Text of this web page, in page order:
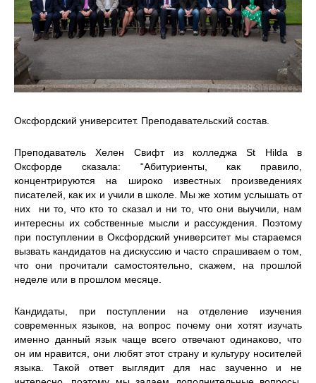
Оксфордский университет. Преподавательский состав.
Преподаватель Хелен Свифт из колледжа St Hilda в
Оксфорде сказала: “Абитуриенты, как правило,
концентрируются на широко известных произведениях
писателей, как их и учили в школе. Мы же хотим услышать от
них ни то, что кто то сказал и ни то, что они выучили, нам
интересны их собственные мысли и рассуждения. Поэтому
при поступлении в Оксфордский университет мы стараемся
вызвать кандидатов на дискуссию и часто спрашиваем о том,
что они прочитали самостоятельно, скажем, на прошлой
неделе или в прошлом месяце.
Кандидаты, при поступлении на отделение изучения
современных языков, на вопрос почему они хотят изучать
именно данный язык чаще всего отвечают одинаково, что
он им нравится, они любят этот страну и культуру носителей
языка. Такой ответ выглядит для нас заученно и не